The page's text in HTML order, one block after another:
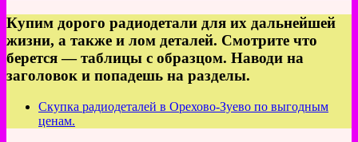
Купим дорого радиодетали для их дальнейшей
жизни, а также и лом деталей. Смотрите что
берется — таблицы с образцом. Наводи на
заголовок и попадешь на разделы.
Скупка радиодеталей в Орехово-Зуево по выгодным
ценам.